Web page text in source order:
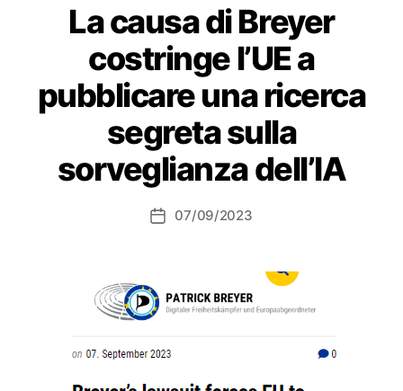
La causa di Breyer
costringe l’UE a
pubblicare una ricerca
segreta sulla
sorveglianza dell’IA
Data07/09/2023